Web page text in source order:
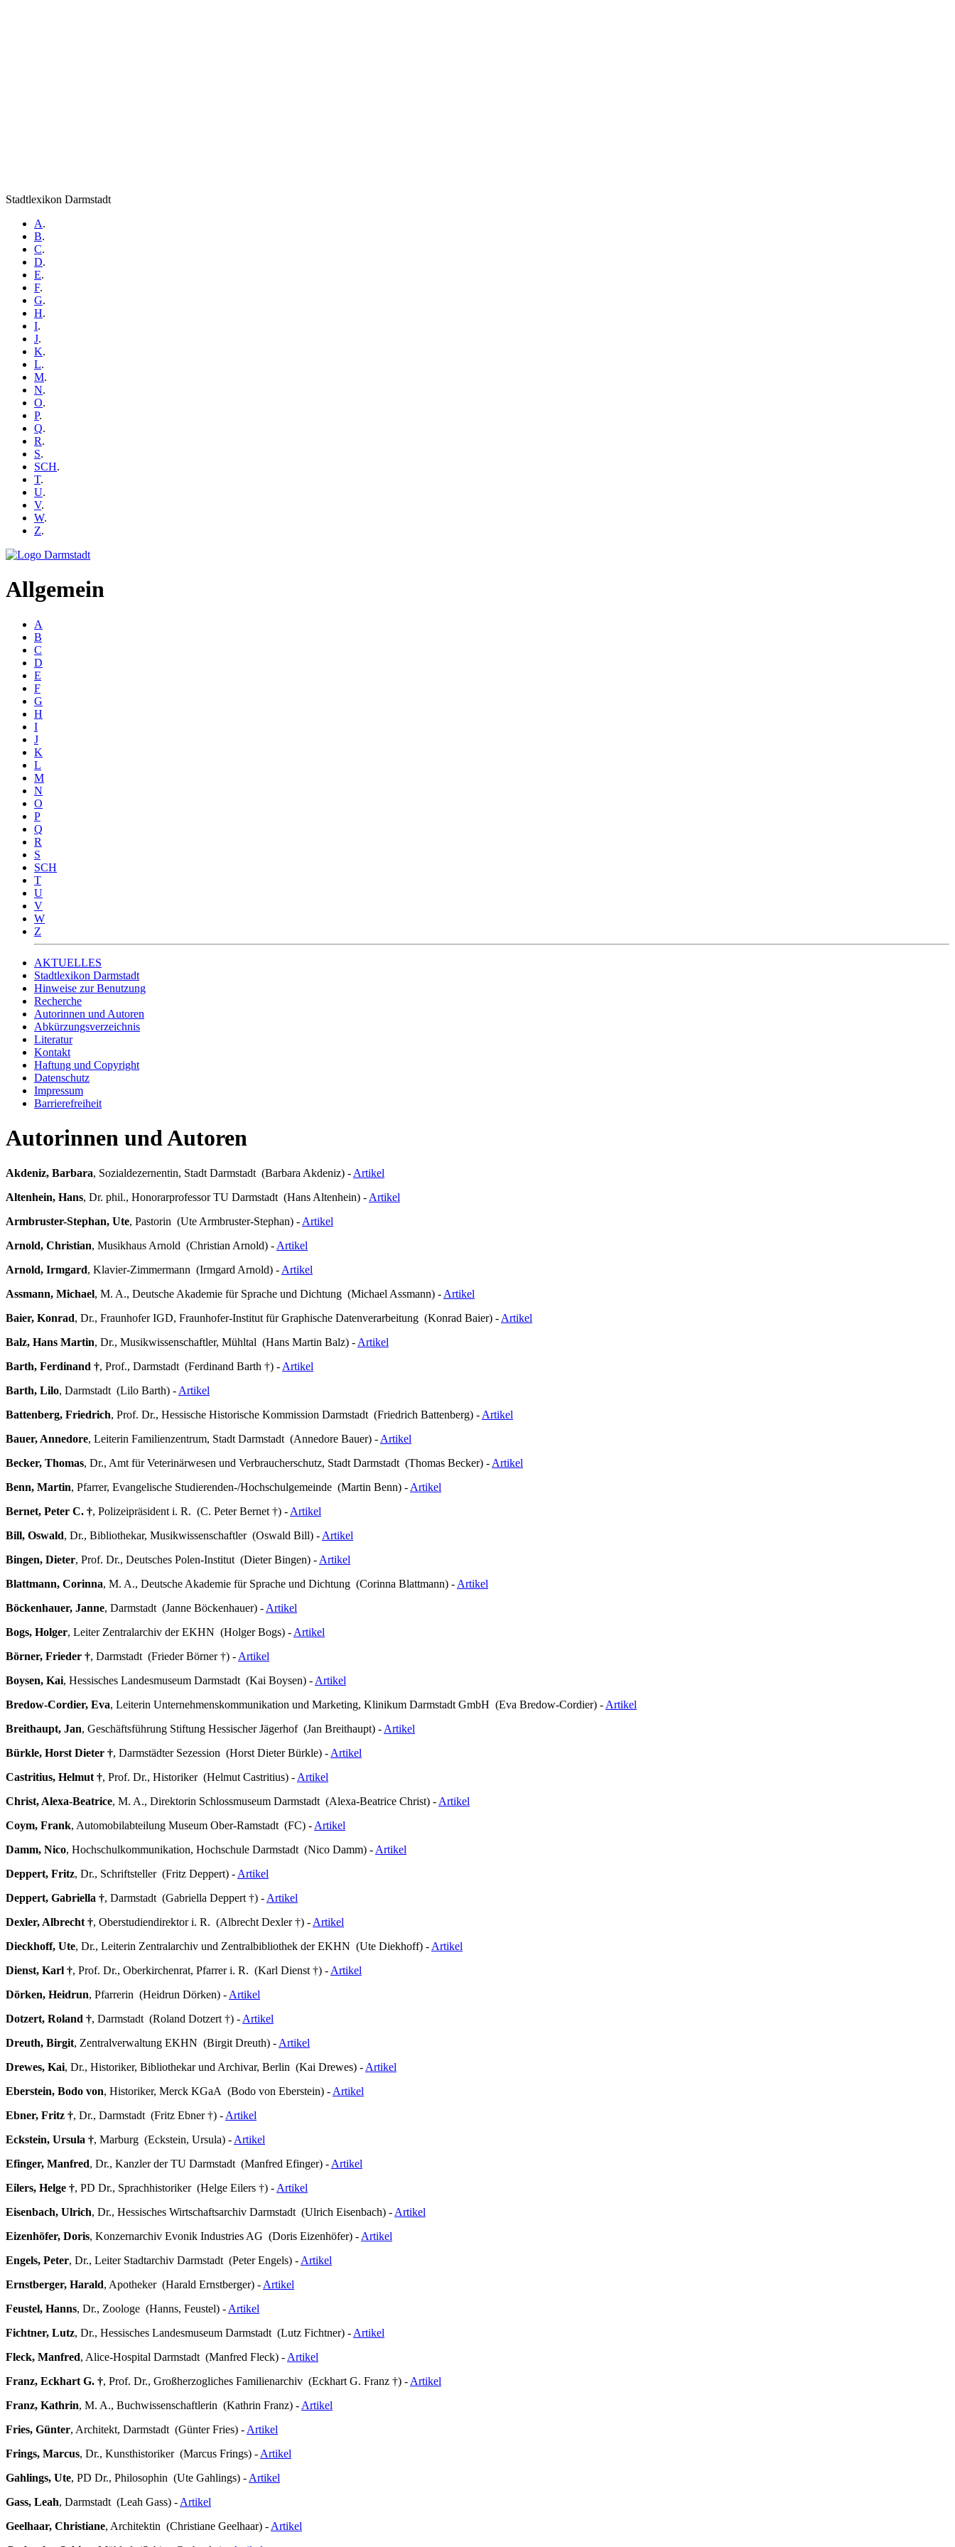
Stadtlexikon Darmstadt
A.
B.
C.
D.
E.
F.
G.
H.
I.
J.
K.
L.
M.
N.
O.
P.
Q.
R.
S.
SCH.
T.
U.
V.
W.
Z.
Allgemein
A
B
C
D
E
F
G
H
I
J
K
L
M
N
O
P
Q
R
S
SCH
T
U
V
W
Z
AKTUELLES
Stadtlexikon Darmstadt
Hinweise zur Benutzung
Recherche
Autorinnen und Autoren
Abkürzungsverzeichnis
Literatur
Kontakt
Haftung und Copyright
Datenschutz
Impressum
Barrierefreiheit
Autorinnen und Autoren
Akdeniz, Barbara, Sozialdezernentin, Stadt Darmstadt (Barbara Akdeniz) - Artikel
Altenhein, Hans, Dr. phil., Honorarprofessor TU Darmstadt (Hans Altenhein) - Artikel
Armbruster-Stephan, Ute, Pastorin (Ute Armbruster-Stephan) - Artikel
Arnold, Christian, Musikhaus Arnold (Christian Arnold) - Artikel
Arnold, Irmgard, Klavier-Zimmermann (Irmgard Arnold) - Artikel
Assmann, Michael, M. A., Deutsche Akademie für Sprache und Dichtung (Michael Assmann) - Artikel
Baier, Konrad, Dr., Fraunhofer IGD, Fraunhofer-Institut für Graphische Datenverarbeitung (Konrad Baier) - Artikel
Balz, Hans Martin, Dr., Musikwissenschaftler, Mühltal (Hans Martin Balz) - Artikel
Barth, Ferdinand †, Prof., Darmstadt (Ferdinand Barth †) - Artikel
Barth, Lilo, Darmstadt (Lilo Barth) - Artikel
Battenberg, Friedrich, Prof. Dr., Hessische Historische Kommission Darmstadt (Friedrich Battenberg) - Artikel
Bauer, Annedore, Leiterin Familienzentrum, Stadt Darmstadt (Annedore Bauer) - Artikel
Becker, Thomas, Dr., Amt für Veterinärwesen und Verbraucherschutz, Stadt Darmstadt (Thomas Becker) - Artikel
Benn, Martin, Pfarrer, Evangelische Studierenden-/Hochschulgemeinde (Martin Benn) - Artikel
Bernet, Peter C. †, Polizeipräsident i. R. (C. Peter Bernet †) - Artikel
Bill, Oswald, Dr., Bibliothekar, Musikwissenschaftler (Oswald Bill) - Artikel
Bingen, Dieter, Prof. Dr., Deutsches Polen-Institut (Dieter Bingen) - Artikel
Blattmann, Corinna, M. A., Deutsche Akademie für Sprache und Dichtung (Corinna Blattmann) - Artikel
Böckenhauer, Janne, Darmstadt (Janne Böckenhauer) - Artikel
Bogs, Holger, Leiter Zentralarchiv der EKHN (Holger Bogs) - Artikel
Börner, Frieder †, Darmstadt (Frieder Börner †) - Artikel
Boysen, Kai, Hessisches Landesmuseum Darmstadt (Kai Boysen) - Artikel
Bredow-Cordier, Eva, Leiterin Unternehmenskommunikation und Marketing, Klinikum Darmstadt GmbH (Eva Bredow-Cordier) - Artikel
Breithaupt, Jan, Geschäftsführung Stiftung Hessischer Jägerhof (Jan Breithaupt) - Artikel
Bürkle, Horst Dieter †, Darmstädter Sezession (Horst Dieter Bürkle) - Artikel
Castritius, Helmut †, Prof. Dr., Historiker (Helmut Castritius) - Artikel
Christ, Alexa-Beatrice, M. A., Direktorin Schlossmuseum Darmstadt (Alexa-Beatrice Christ) - Artikel
Coym, Frank, Automobilabteilung Museum Ober-Ramstadt (FC) - Artikel
Damm, Nico, Hochschulkommunikation, Hochschule Darmstadt (Nico Damm) - Artikel
Deppert, Fritz, Dr., Schriftsteller (Fritz Deppert) - Artikel
Deppert, Gabriella †, Darmstadt (Gabriella Deppert †) - Artikel
Dexler, Albrecht †, Oberstudiendirektor i. R. (Albrecht Dexler †) - Artikel
Dieckhoff, Ute, Dr., Leiterin Zentralarchiv und Zentralbibliothek der EKHN (Ute Diekhoff) - Artikel
Dienst, Karl †, Prof. Dr., Oberkirchenrat, Pfarrer i. R. (Karl Dienst †) - Artikel
Dörken, Heidrun, Pfarrerin (Heidrun Dörken) - Artikel
Dotzert, Roland †, Darmstadt (Roland Dotzert †) - Artikel
Dreuth, Birgit, Zentralverwaltung EKHN (Birgit Dreuth) - Artikel
Drewes, Kai, Dr., Historiker, Bibliothekar und Archivar, Berlin (Kai Drewes) - Artikel
Eberstein, Bodo von, Historiker, Merck KGaA (Bodo von Eberstein) - Artikel
Ebner, Fritz †, Dr., Darmstadt (Fritz Ebner †) - Artikel
Eckstein, Ursula †, Marburg (Eckstein, Ursula) - Artikel
Efinger, Manfred, Dr., Kanzler der TU Darmstadt (Manfred Efinger) - Artikel
Eilers, Helge †, PD Dr., Sprachhistoriker (Helge Eilers †) - Artikel
Eisenbach, Ulrich, Dr., Hessisches Wirtschaftsarchiv Darmstadt (Ulrich Eisenbach) - Artikel
Eizenhöfer, Doris, Konzernarchiv Evonik Industries AG (Doris Eizenhöfer) - Artikel
Engels, Peter, Dr., Leiter Stadtarchiv Darmstadt (Peter Engels) - Artikel
Ernstberger, Harald, Apotheker (Harald Ernstberger) - Artikel
Feustel, Hanns, Dr., Zoologe (Hanns, Feustel) - Artikel
Fichtner, Lutz, Dr., Hessisches Landesmuseum Darmstadt (Lutz Fichtner) - Artikel
Fleck, Manfred, Alice-Hospital Darmstadt (Manfred Fleck) - Artikel
Franz, Eckhart G. †, Prof. Dr., Großherzogliches Familienarchiv (Eckhart G. Franz †) - Artikel
Franz, Kathrin, M. A., Buchwissenschaftlerin (Kathrin Franz) - Artikel
Fries, Günter, Architekt, Darmstadt (Günter Fries) - Artikel
Frings, Marcus, Dr., Kunsthistoriker (Marcus Frings) - Artikel
Gahlings, Ute, PD Dr., Philosophin (Ute Gahlings) - Artikel
Gass, Leah, Darmstadt (Leah Gass) - Artikel
Geelhaar, Christiane, Architektin (Christiane Geelhaar) - Artikel